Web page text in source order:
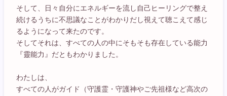
そして、日々自分にエネルギーを流し自己ヒーリングで整え
続けるうちに不思議なことがわかりだし視えて聴こえて感じ
るようになって来たのです。
そしてそれは、すべての人の中にそもそも存在している能力
『靈能力』だともわかりました。
わたしは、
すべての人がガイド（守護霊・守護神やご先祖様など高次の